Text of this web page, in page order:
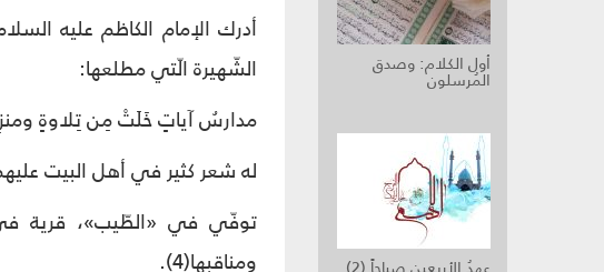
أول الكلام: وصدق
المُرسلون
أدرك الإمام الكاظم عليه
الشّهيرة الّتي مطلعها:
مدارسُ آياتٍ خَلَتْ مِن تِلاوةٍ
له شعر كثير في أهل البيت
توفّي في «الطّيب»، قرية في
ومناقبها(4).